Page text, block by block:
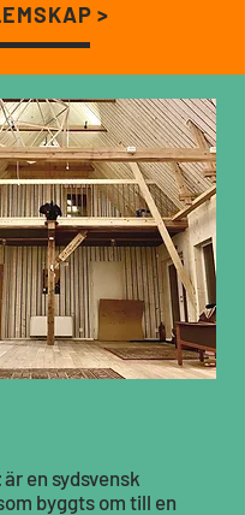
>
är en sydsvensk
byggts om till en